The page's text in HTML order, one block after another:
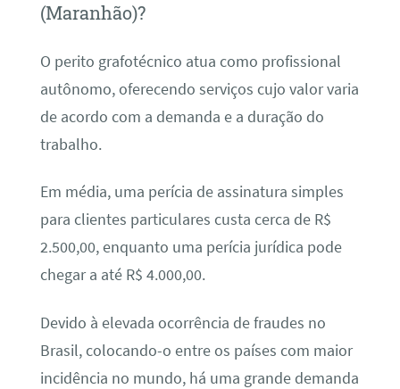
(Maranhão)?
O perito grafotécnico atua como profissional
autônomo, oferecendo serviços cujo valor varia
de acordo com a demanda e a duração do
trabalho.
Em média, uma perícia de assinatura simples
para clientes particulares custa cerca de R$
2.500,00, enquanto uma perícia jurídica pode
chegar a até R$ 4.000,00.
Devido à elevada ocorrência de fraudes no
Brasil, colocando-o entre os países com maior
incidência no mundo, há uma grande demanda